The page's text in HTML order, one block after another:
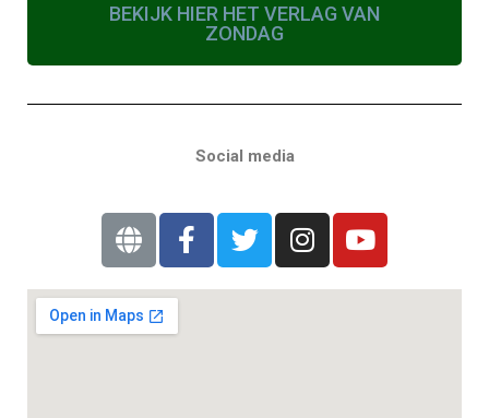
BEKIJK HIER HET VERLAG VAN
ZONDAG
Social media